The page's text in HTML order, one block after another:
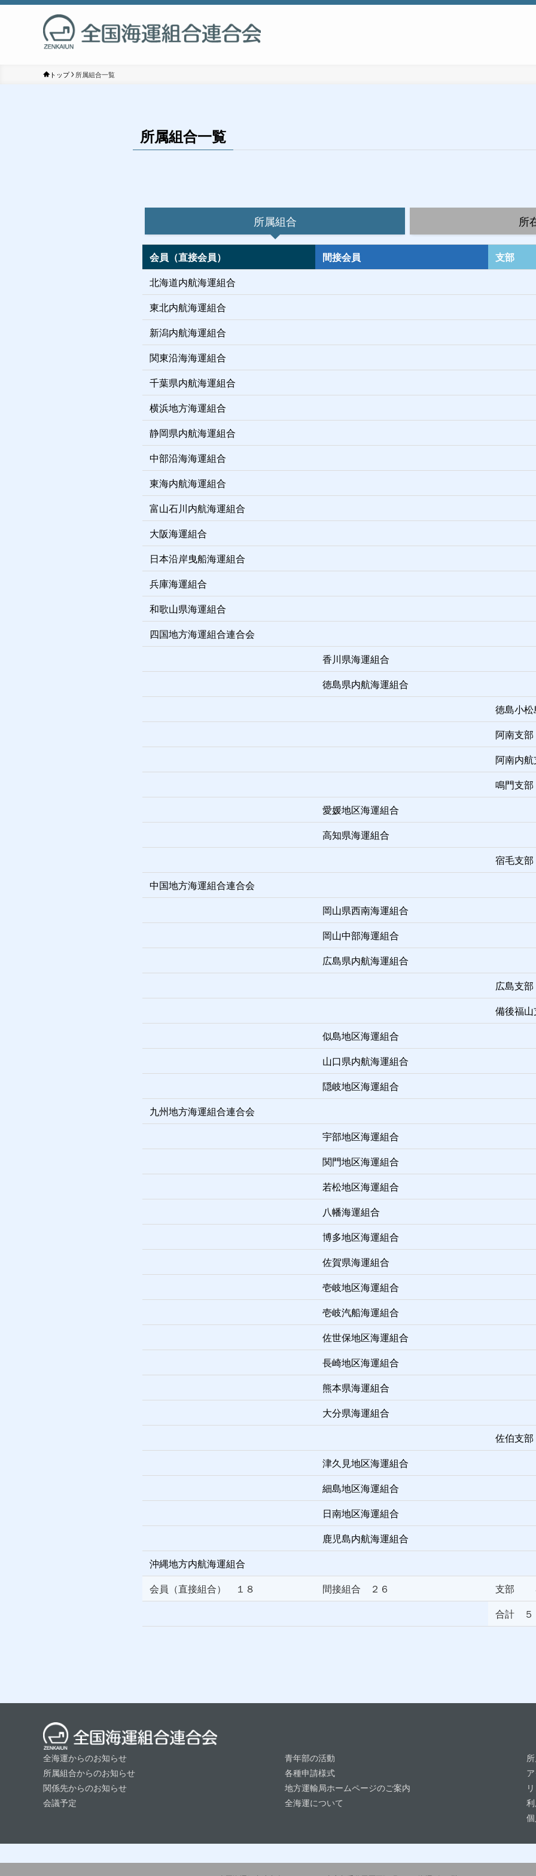
トップ 所属組合一覧
所属組合一覧
所属組合 所
会員（直接会員） 間接会員
支部
北海道内航海運組合
東北内航海運組合
新潟内航海運組合
関東沿海海運組合
千葉県内航海運組合
横浜地方海運組合
静岡県内航海運組合
中部沿海海運組合
東海内航海運組合
富山石川内航海運組合
大阪海運組合
日本沿岸曳船海運組合
兵庫海運組合
和歌山県海運組合
四国地方海運組合連合会
香川県海運組合
徳島県内航海運組合
徳島小
阿南支部
阿南内
鳴門支部
愛媛地区海運組合
高知県海運組合
宿毛支部
中国地方海運組合連合会
岡山県西南海運組合
岡山中部海運組合
広島県内航海運組合
広島支部
備後福
似島地区海運組合
山口県内航海運組合
隠岐地区海運組合
九州地方海運組合連合会
宇部地区海運組合
関門地区海運組合
若松地区海運組合
八幡海運組合
博多地区海運組合
佐賀県海運組合
壱岐地区海運組合
壱岐汽船海運組合
佐世保地区海運組合
長崎地区海運組合
熊本県海運組合
大分県海運組合
佐伯支部
津久見地区海運組合
細島地区海運組合
日南地区海運組合
鹿児島内航海運組合
沖縄地方内航海運組合
会員（直接組合） １８
間接組合 ２６
支部
合計 ５
全海運からのお知らせ
所属組合からのお知らせ
関係先からのお知らせ
会議予定
青年部の活動
各種申請様式
地方運輸局ホームページのご案内
全海運について